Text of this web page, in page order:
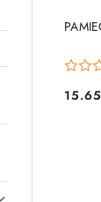
Cena:
15.65